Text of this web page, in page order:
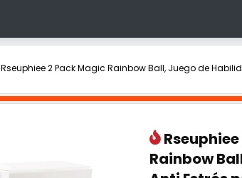
Rseuphiee 2 Pack Magic Rainbow Ball, Juego de
Rainbow